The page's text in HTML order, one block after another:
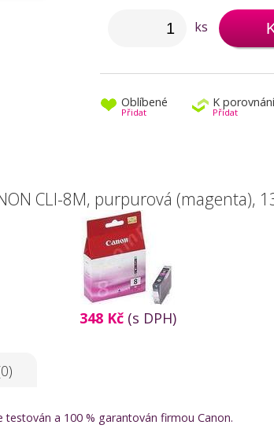
ks
Oblíbené
Přidat
K porovnání
Přidat
CLI-8M, purpurová (magenta),
348 Kč(s DPH)
a 100 % garantován firmou Canon.